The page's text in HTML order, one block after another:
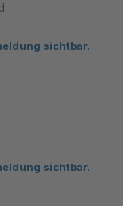
sichtbar.
sichtbar.